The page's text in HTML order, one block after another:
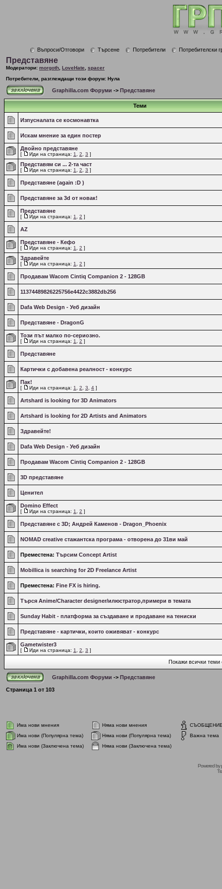
Въпроси/Отговори Търсене Потребители Потребителски
Представяне
Модератори: morgoth LoveHate
spacer
Потребители, разглеждащи този форум: Нула
Graphilla.com Форуми -> Представяне
Теми
Изпусналата се космонавтка
Искам мнение за един постер
Двойно представяне
[ Иди на страница: 1 2 3 ]
Представям си ... 2-та част
[ Иди на страница: 1 2 3 ]
Представяне (again :D )
Представяне за 3d от новак!
Представяне
[ Иди на страница: 1 2 ]
AZ
Представяне - Кефо
[ Иди на страница: 1 2 ]
Здравейте
[ Иди на страница: 1 2 ]
Продавам Wacom Cintiq Companion 2 - 128GB
11374489826225756e4422c3882db256
Dafa Web Design - Уеб дизайн
Представяне - DragonG
Този път малко по-сериозно.
[ Иди на страница: 1 2 ]
Представяне
Картички с добавена реалност - конкурс
Пак!
[ Иди на страница: 1 2 3 4 ]
Artshard is looking for 3D Animators
Artshard is looking for 2D Artists and Animators
Здравейте!
Dafa Web Design - Уеб дизайн
Продавам Wacom Cintiq Companion 2 - 128GB
3D представяне
Ценител
Domino Effect
[ Иди на страница: 1 2 ]
Представяне с 3D; Андрей Каменов - Dragon_Phoenix
NOMAD creative стажантска програма - отворена до 31ви май
Преместена: Търсим Concept Artist
Mobillica is searching for 2D Freelance Artist
Преместена: Fine FX is hiring.
Търся Anime/Character designer/илюстратор,примери в темата
Sunday Habit - платформа за създаване и продаване на тениски
Представяне - картички, които оживяват - конкурс
Gametwister3
[ Иди на страница: 1 2 3 ]
Покажи всички теми
Graphilla.com Форуми -> Представяне
Страница 1 от 103
Има нови мнения Няма нови мнения
Има нови (Популярна тема)
Няма нови (Популярна тема)
Важна тема
Има нови (Заключена тема)
Няма нови (Заключена тема)
Powered by